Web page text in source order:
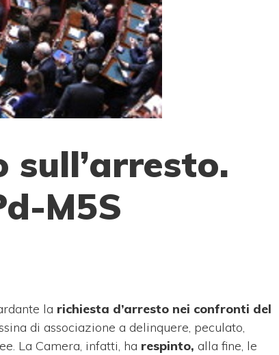
sull’arresto.
M5S
la richiesta d’arresto nei confronti del
di associazione a delinquere, peculato,
La Camera, infatti, ha respinto, alla fine, le